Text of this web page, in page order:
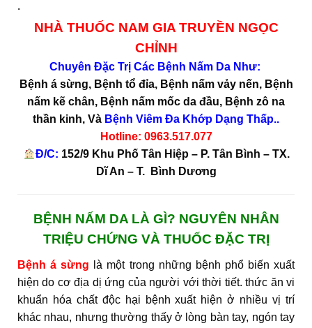
.
NHÀ THUỐC NAM GIA TRUYỀN NGỌC
CHỈNH
Chuyên Đặc Trị Các Bệnh Nấm Da Như:
Bệnh á sừng, Bệnh tổ đỉa, Bệnh nấm vảy nến, Bệnh
nấm kẽ chân, Bệnh nấm mốc da đầu, Bệnh zô na
thần kinh, Và Bệnh Viêm Đa Khớp Dạng Thấp..
Hotline: 0963.517.077
Đ/C: 152/9 Khu Phố Tân Hiệp – P. Tân Bình – TX.
Dĩ An – T. Bình Dương
BỆNH NẤM DA LÀ GÌ? NGUYÊN NHÂN
TRIỆU CHỨNG VÀ THUỐC ĐẶC TRỊ
Bệnh á sừng là một trong những bệnh phổ biến xuất
hiện do cơ địa dị ứng của người với thời tiết. thức ăn vi
khuẩn hóa chất độc hại bệnh xuất hiện ở nhiều vị trí
khác nhau, nhưng thường thấy ở lòng bàn tay, ngón tay